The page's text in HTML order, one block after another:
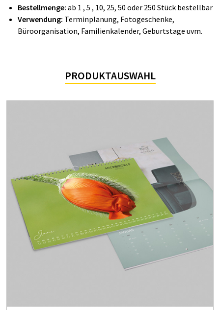
Bestellmenge: ab 1 , 5 , 10, 25, 50 oder 250 Stück bestellbar
Verwendung: Terminplanung, Fotogeschenke,
Büroorganisation, Familienkalender, Geburtstage uvm.
PRODUKTAUSWAHL